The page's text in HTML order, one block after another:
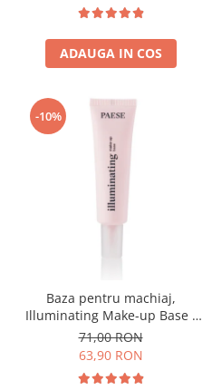
ADAUGA IN COS
-10%
Baza pentru machiaj,
Illuminating Make-up Base -
30ml
71,00 RON
63,90 RON